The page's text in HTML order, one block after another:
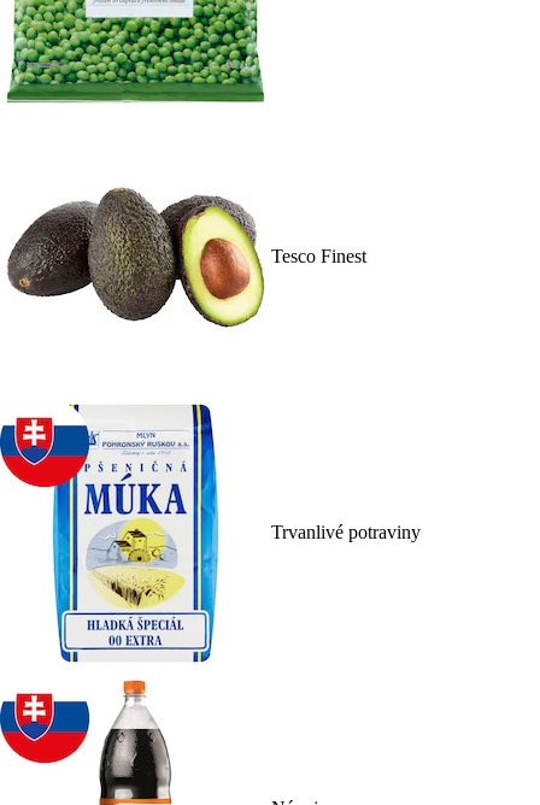
Tesco Finest
Trvanlivé potraviny